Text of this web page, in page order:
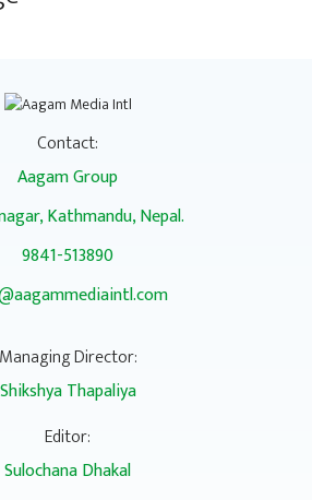
Contact:
Aagam Group
Kathmandu, Nepal.
9841-513890
Managing Director:
Shikshya Thapaliya
Editor:
Sulochana Dhakal